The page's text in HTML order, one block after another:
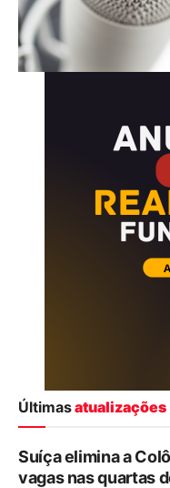
Últimasatualizações
Suíça elimina a
vagas nas quartas